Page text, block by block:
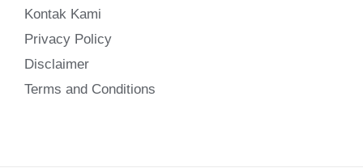
Kontak Kami
Privacy Policy
Disclaimer
Terms and Conditions